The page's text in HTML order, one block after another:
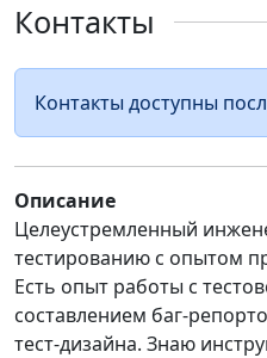
Контакты
Контакты доступны
Описание
Целеустремленный
тестированию с опытом
Есть опыт работы с
составлением баг-
тест-дизайна. Знаю